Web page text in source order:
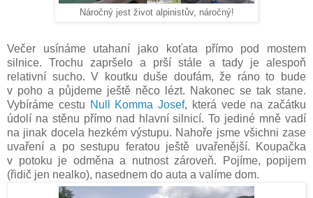
Náročný jest život alpinistův, náročný!
Večer usínáme utahaní jako koťata přímo pod mostem
silnice. Trochu zapršelo a prší stále a tady je alespoň
relativní sucho. V koutku duše doufám, že ráno to bude
v poho a půjdeme ještě něco lézt. Nakonec se tak stane.
Vybíráme cestu Null Komma Josef, která vede na začátku
údolí na stěnu přímo nad hlavní silnicí. To jediné mně vadí
na jinak docela hezkém výstupu. Nahoře jsme všichni zase
uvaření a po sestupu feratou ještě uvařenější. Koupačka
v potoku je odměna a nutnost zároveň. Pojíme, popijem
(řidič jen nealko), nasednem do auta a valíme dom.